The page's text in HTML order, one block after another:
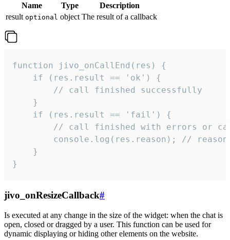
Name Type
Description
result optional object The result of a callback
function jivo_onCallEnd(res) {
    if (res.result == 'ok') {
        // call finished successfully
    }
    if (res.result == 'fail') {
// call finished with errors or
console.log(res.reason); //
    }
}
jivo_onResizeCallback#
Is executed at any change in the size of the widget: when the chat is
open, closed or dragged by a user. This function can be used for
dynamic displaying or hiding other elements on the website.